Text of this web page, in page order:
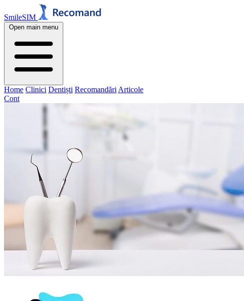
SmileSIM
Open main menu
Home Clinici Dentiști Recomandări Articole
Cont